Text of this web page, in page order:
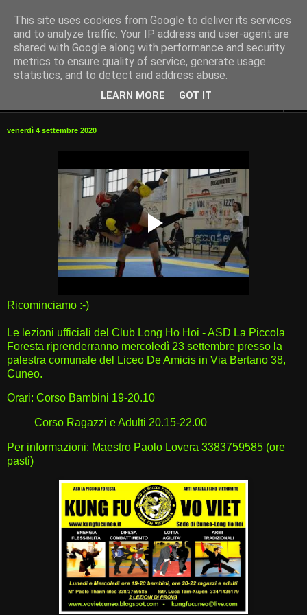
venerdì 4 settembre 2020
Ricominciamo :-)
Le lezioni ufficiali del Club Long Ho Hoi - ASD La Piccola
Foresta riprenderranno mercoledì 23 settembre presso la
palestra comunale del Liceo De Amicis in Via Bertano 38,
Cuneo.
Orari: Corso Bambini 19-20.10
Corso Ragazzi e Adulti 20.15-22.00
Per informazioni: Maestro Paolo Lovera 3383759585 (ore
pasti)
This site uses cookies from Google to deliver its services
and to analyze traffic. Your IP address and user-agent are
shared with Google along with performance and security
metrics to ensure quality of service, generate usage
statistics, and to detect and address abuse.
LEARN MORE GOT IT